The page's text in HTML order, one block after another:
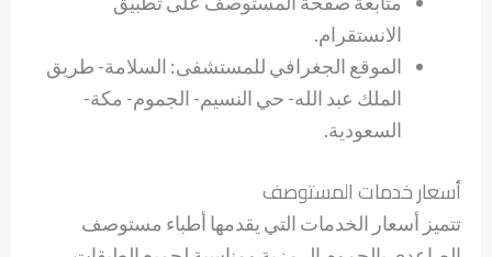
الانستقرام.
الموقع الجغرافي للمستشفى: السلامة- طريق
الملك عبد الله- حي النسيم- الجموم- مكة-
السعودية.
أسعار خدمات المستوصف
تتميز أسعار الخدمات التي يقدمها أطباء مستوصف